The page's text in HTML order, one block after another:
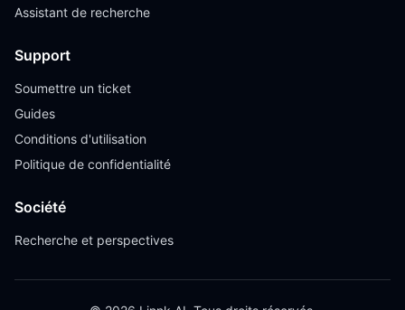
Assistant de recherche
Support
Soumettre un ticket
Guides
Conditions d'utilisation
Politique de confidentialité
Société
Recherche et perspectives